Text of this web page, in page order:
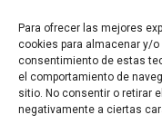
Para ofrecer las mejores
cookies para almacenar y/
consentimiento de estas
el comportamiento de
sitio. No consentir o retirar
negativamente a ciertas
PUBLICACIONS
CONTACTE